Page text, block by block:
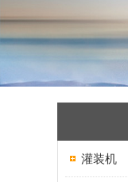
灌装机